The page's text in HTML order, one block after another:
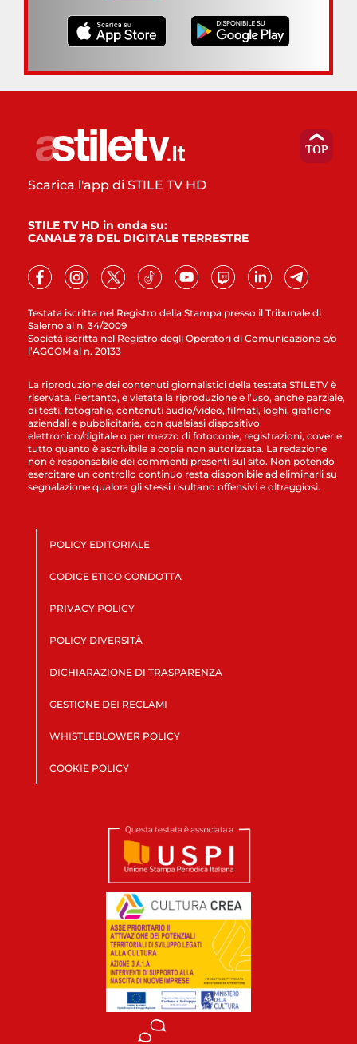
Testata iscritta nel Registro della Stampa presso il Tribunale di
Salerno al n. 34/2009
Società iscritta nel Registro degli Operatori di Comunicazione c/o
l’AGCOM al n. 20133
Scarica l'app di STILE TV HD
STILE TV HD in onda su:
CANALE 78 DEL DIGITALE TERRESTRE
La riproduzione dei contenuti giornalistici della testata STILETV è
riservata. Pertanto, è vietata la riproduzione e l’uso, anche parziale,
di testi, fotografie, contenuti audio/video, filmati, loghi, grafiche
aziendali e pubblicitarie, con qualsiasi dispositivo
elettronico/digitale o per mezzo di fotocopie, registrazioni, cover e
tutto quanto è ascrivibile a copia non autorizzata. La redazione
non è responsabile dei commenti presenti sul sito. Non potendo
esercitare un controllo continuo resta disponibile ad eliminarli su
segnalazione qualora gli stessi risultano offensivi e oltraggiosi.
POLICY EDITORIALE
CODICE ETICO CONDOTTA
PRIVACY POLICY
POLICY DIVERSITÀ
DICHIARAZIONE DI TRASPARENZA
GESTIONE DEI RECLAMI
WHISTLEBLOWER POLICY
COOKIE POLICY